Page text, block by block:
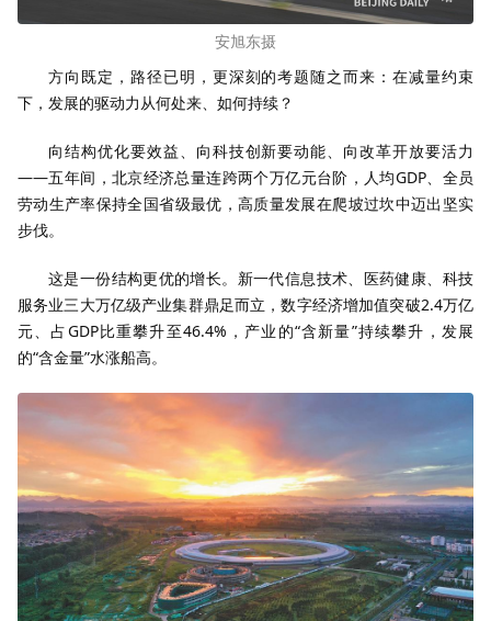
安旭东摄
方向既定，路径已明，更深刻的考题随之而来：在减量约束
下，发展的驱动力从何处来、如何持续？
向结构优化要效益、向科技创新要动能、向改革开放要活力
——五年间，北京经济总量连跨两个万亿元台阶，人均GDP、全员
劳动生产率保持全国省级最优，高质量发展在爬坡过坎中迈出坚实
步伐。
这是一份结构更优的增长。新一代信息技术、医药健康、科技
服务业三大万亿级产业集群鼎足而立，数字经济增加值突破2.4万亿
元、占GDP比重攀升至46.4%，产业的“含新量”持续攀升，发展
的“含金量”水涨船高。